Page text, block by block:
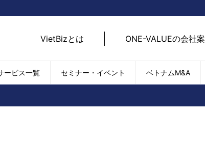
VietBizとは ONE-VALUEの会社
ービス一覧 セミナー・イベント ベトナムM&A